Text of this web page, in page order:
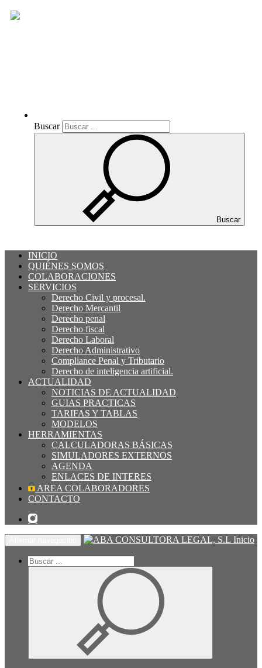
Buscar
Buscar
INICIO
QUIÉNES SOMOS
COLABORACIONES
SERVICIOS
Derecho Civil y procesal.
Derecho Mercantil
Derecho penal
Derecho fiscal
Derecho Laboral
Derecho Administrativo
Compliance Penal y Tributario
Derecho de inteligencia artificial.
ACTUALIDAD
NOTICIAS DE ACTUALIDAD
GUIAS PRACTICAS
TARIFAS Y TABLAS
MODELOS
HERRAMIENTAS
CALCULADORAS BÁSICAS
SIMULADORES EXTERNOS
AGENDA
ENLACES DE INTERES
AREA COLABORADORES
CONTACTO
Inicio